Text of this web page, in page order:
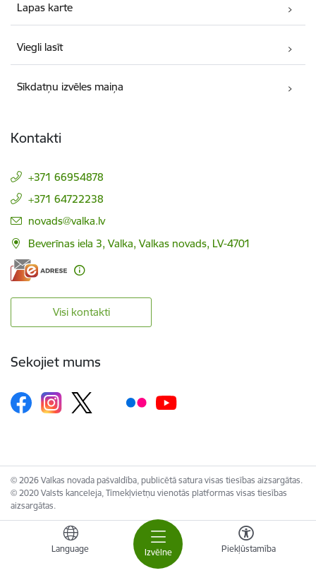
Izvēlne
Language Piekļūstamība
Lapas karte
Viegli lasīt
Sīkdatņu izvēles maiņa
Kontakti
+371 66954878
+371 64722238
E-pasts:
novads@valka.lv
Beverīnas iela 3, Valka, Valkas novads, LV-4701
Visi kontakti
Sekojiet mums
© 2026 Valkas novada pašvaldība, publicētā satura visas tiesības aizsargātas.
© 2020 Valsts kanceleja, Tīmekļvietņu vienotās platformas visas tiesības
aizsargātas.